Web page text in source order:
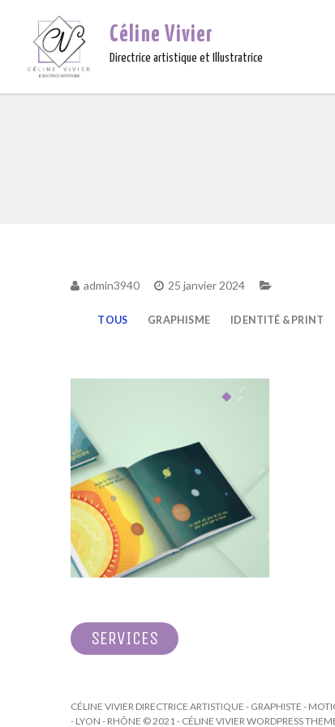
Céline Vivier
Directrice artistique et Illustratrice
admin3940 25 janvier 2024
TOUS GRAPHISME IDENTITÉ & PRINT
NAVIGATION
L’ARTICLE
SERVICES
CÉLINE VIVIER DIRECTRICE ARTISTIQUE - GRAPHISTE -
- LYON - RHÔNE © 2021 - CÉLINE VIVIER WORDPRESS